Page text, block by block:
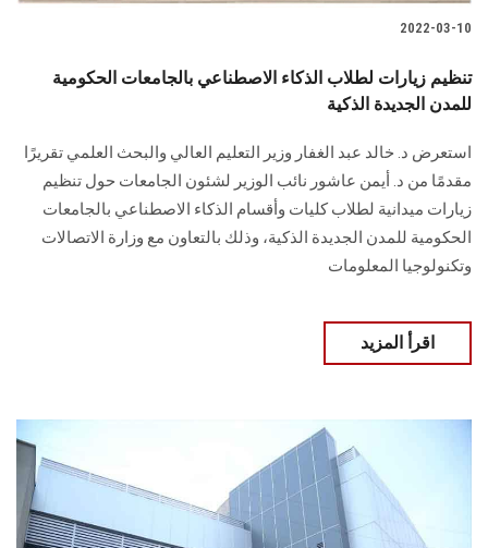
الزائـرون
سجل الان
2022-03-10
تنظيم زيارات لطلاب الذكاء الاصطناعي بالجامعات الحكومية
للمدن الجديدة الذكية
استعرض د. خالد عبد الغفار وزير التعليم العالي والبحث العلمي تقريرًا
مقدمًا من د. أيمن عاشور نائب الوزير لشئون الجامعات حول تنظيم
زيارات ميدانية لطلاب كليات وأقسام الذكاء الاصطناعي بالجامعات
الحكومية للمدن الجديدة الذكية، وذلك بالتعاون مع وزارة الاتصالات
وتكنولوجيا المعلومات
اقرأ المزيد